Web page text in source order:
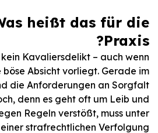
heißt das für die
Praxis?
Kavaliersdelikt – auch wenn
böse Absicht vorliegt. Gerade im
die Anforderungen an Sorgfalt
denn es geht oft um Leib und
Regeln verstößt, muss unter
strafrechtlichen Verfolgung